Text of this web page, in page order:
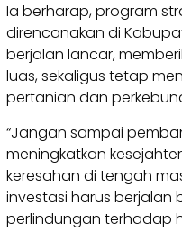
Ia berharap, program
direncanakan di
berjalan lancar,
luas, sekaligus tetap
pertanian dan
“Jangan sampai
meningkatkan
keresahan di tengah
investasi harus berjalan
perlindungan terhadap